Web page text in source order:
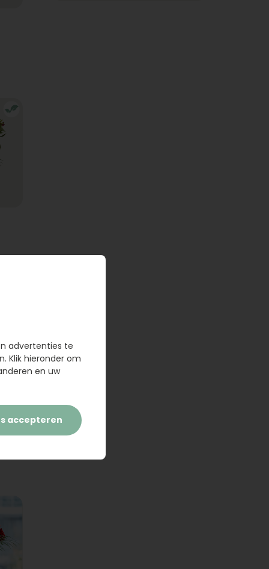
advertenties te
Klik hieronder om
en uw
accepteren